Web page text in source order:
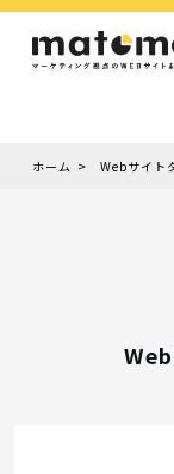
シンプルデザ
クール・モダン
ナチュラル・
和風・ジャパニ
雑誌風・エデ
イラスト
ミニマルデザ
タイポグラフ
グラデーショ
高級感・ラグ
グリッドデザ
フラットデザ
モーション・
テクスチャ・素
シングルペー
ホーム Webサイト